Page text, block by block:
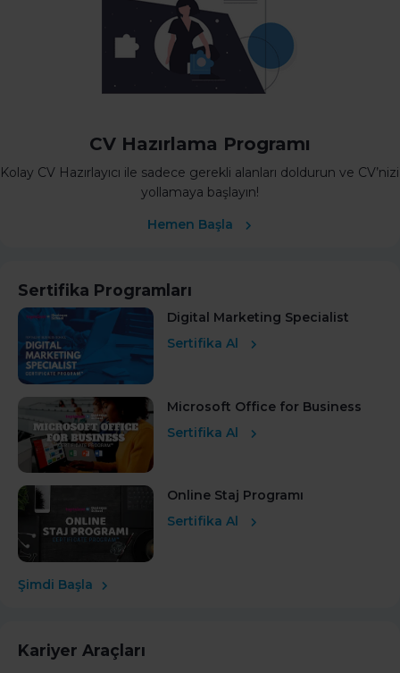
CV Hazırlama Programı
Kolay CV Hazırlayıcı ile sadece gerekli alanları doldurun ve CV’nizi
yollamaya başlayın!
Hemen Başla
Sertifika Programları
Digital Marketing Specialist
Sertifika Al
Microsoft Office for Business
Sertifika Al
Online Staj Programı
Sertifika Al
Şimdi Başla
Kariyer Araçları